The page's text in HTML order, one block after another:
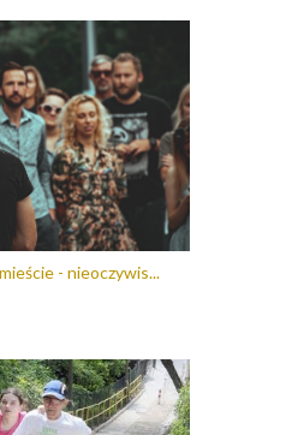
- nieoczywis...